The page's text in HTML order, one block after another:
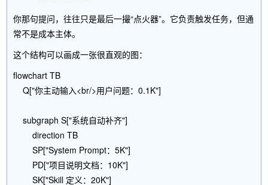
你那句提问，往往只是最后一撮“点火器”。它负责触发任务，但通
常不是成本主体。
这个结构可以画成一张很直观的图：
flowchart TB
    Q["你主动输入<br/>用户问题：0.1K"]
    subgraph S["系统自动补齐"]
        direction TB
        SP["System Prompt：5K"]
        SK["Skill 定义：20K"]